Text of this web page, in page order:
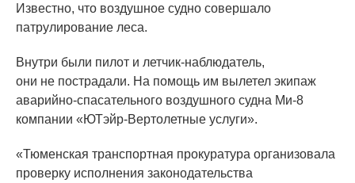
Известно, что воздушное судно совершало
патрулирование леса.
Внутри были пилот и летчик-наблюдатель,
они не пострадали. На помощь им вылетел экипаж
аварийно-спасательного воздушного судна Ми-8
компании «ЮТэйр-Вертолетные услуги».
«Тюменская транспортная прокуратура организовала
проверку исполнения законодательства